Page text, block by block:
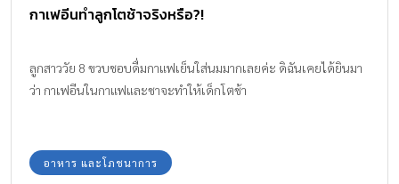
กาเฟอีนทำลูกโตช้าจริงหรือ?!
ลูกสาววัย 8 ขวบชอบดื่มกาแฟเย็นใส่นมมากเลยค่ะ ดิฉันเคยได้ยินมา
ว่า กาเฟอีนในกาแฟและชาจะทำให้เด็กโตช้า
อาหาร และโภชนาการ